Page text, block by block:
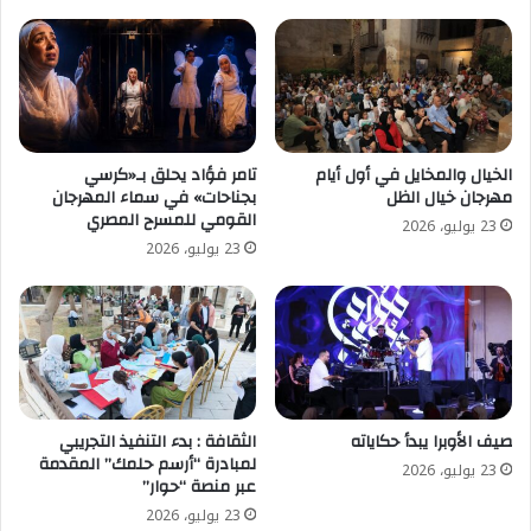
الخيال والمخايل في أول أيام
مهرجان خيال الظل
23 يوليو، 2026
تامر فؤاد يحلق بـ«كرسي
بجناحات» في سماء المهرجان
القومي للمسرح المصري
23 يوليو، 2026
صيف الأوبرا يبدأ حكاياته
23 يوليو، 2026
الثقافة : بدء التنفيذ التجريبي
لمبادرة “أرسم حلمك” المقدمة
عبر منصة “حوار”
23 يوليو، 2026